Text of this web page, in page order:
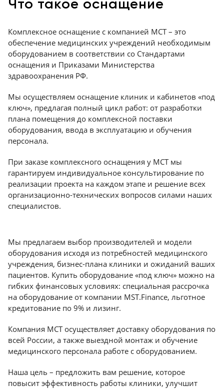
Что такое оснащение
Комплексное оснащение с компанией МСТ – это
обеспечение медицинских учреждений необходимым
оборудованием в соответствии со Стандартами
оснащения и Приказами Министерства
здравоохранения РФ.
Мы осуществляем оснащение клиник и кабинетов «под
ключ», предлагая полный цикл работ: от разработки
плана помещения до комплексной поставки
оборудования, ввода в эксплуатацию и обучения
персонала.
При заказе комплексного оснащения у МСТ мы
гарантируем индивидуальное консультирование по
реализации проекта на каждом этапе и решение всех
организационно-технических вопросов силами наших
специалистов.
Мы предлагаем выбор производителей и модели
оборудования исходя из потребностей медицинского
учреждения, бизнес-плана клиники и ожиданий ваших
пациентов. Купить оборудование «под ключ» можно на
гибких финансовых условиях: специальная рассрочка
на оборудование от компании MST.Finance, льготное
кредитование по 9% и лизинг.
Компания МСТ осуществляет доставку оборудования по
всей России, а также выездной монтаж и обучение
медицинского персонала работе с оборудованием.
Наша цель – предложить вам решение, которое
повысит эффективность работы клиники, улучшит